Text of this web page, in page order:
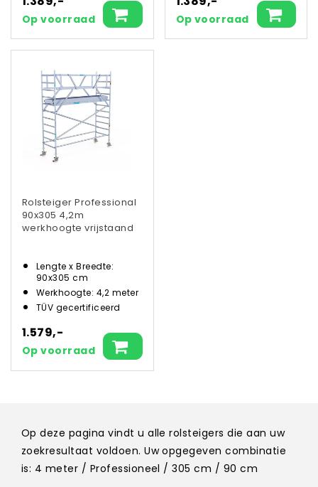
Op voorraad Op voorraad
Rolsteiger Professional
90x305 4,2m
werkhoogte vrijstaand
Lengte x Breedte:
90x305 cm
Werkhoogte: 4,2 meter
TÜV gecertificeerd
1.579,-
Op voorraad
Op deze pagina vindt u alle rolsteigers die aan uw
zoekresultaat voldoen. Uw opgegeven combinatie
is: 4 meter / Professioneel / 305 cm / 90 cm